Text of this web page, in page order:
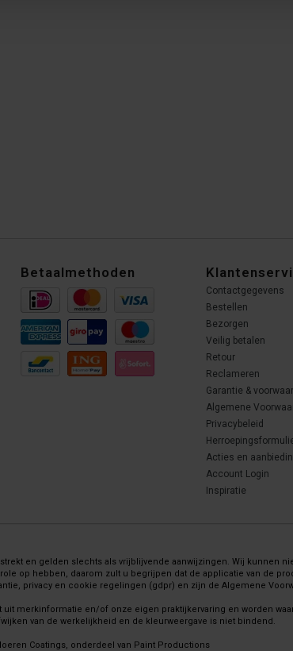
Betaalmethoden
Contactgegevens
Bestellen
Bezorgen
Veilig betalen
Retour
Reclameren
Garantie &
Algemene
Privacybeleid
Acties en
Account Login
Inspiratie
en gelden slechts als vrijblijvende aanwijzingen. Wij kunnen
op hebben, daarom zult u begrijpen dat de applicatie van de
privacy en cookie regelingen (gdpr) en zijn de Algemene
merkinformatie en/of onze eigen praktijkervaring en worden
van de werkelijkheid en de kleurweergave is niet bindend.
Coatings, onderdeel van Paint Productions